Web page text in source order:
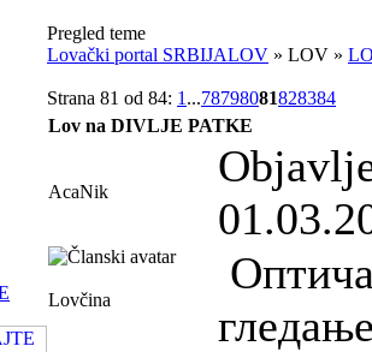
Pregled teme
Lovački portal SRBIJALOV » LOV »
Strana 81 od 84: 1 ...78798081828384
Lov na DIVLJE PATKE
AcaNik
Lovčina